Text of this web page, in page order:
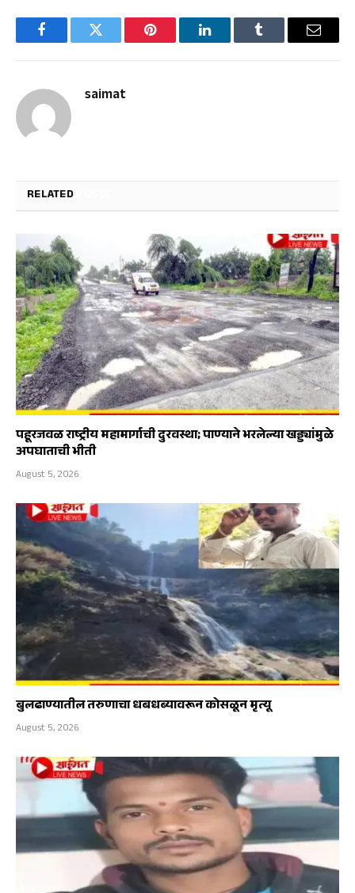
FacebookTwitter Pinterest LinkedInTumblr Email
saimat
RELATED
पहूरजवळ राष्ट्रीय महामार्गाची दुरवस्था; पाण्याने भरलेल्या खड्ड्यांमुळे
अपघाताची भीती
August 5, 2026
बुलढाण्यातील तरुणाचा धबधब्यावरून कोसळून मृत्यू
August 5, 2026